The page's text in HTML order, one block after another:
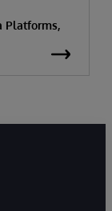
Platforms,